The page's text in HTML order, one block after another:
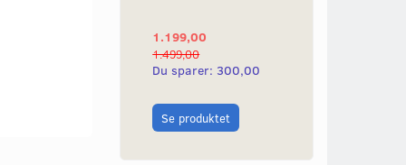
1.199,00
1.499,00
Du sparer: 300,00
Se produktet